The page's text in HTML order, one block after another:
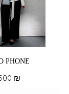
PHONE
₪